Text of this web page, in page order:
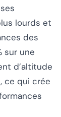
lourds et
des
sur une
d’altitude
ce qui crée